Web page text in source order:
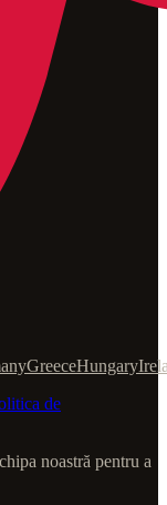
GreeceHungary
de
noastră pentru a